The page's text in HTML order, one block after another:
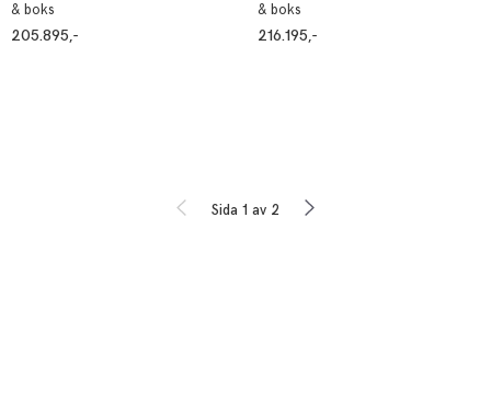
& boks
205.895,-
& boks
216.195,-
Sida 1 av 2